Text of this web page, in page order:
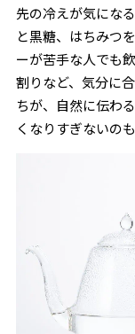
先の冷えが気にな
と黒糖、はちみつ
ーが苦手な人でも
割りなど、気分に
ちが、自然に伝わ
くなりすぎないの